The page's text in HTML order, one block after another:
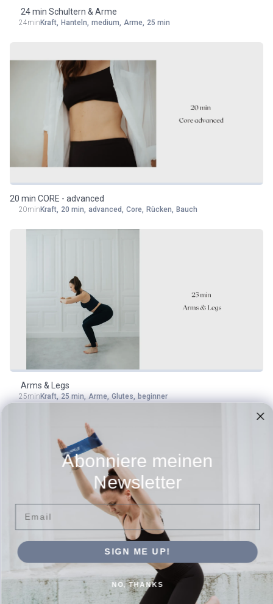
24 min Schultern & Arme
24min Kraft, Hanteln, medium, Arme, 25 min
20 min CORE - advanced
20min Kraft, 20 min, advanced, Core, Rücken, Bauch
Arms & Legs
25min Kraft, 25 min, Arme, Glutes, beginner
17 min Abduktoren & Core
17minKraft, beginner Abductors, Core, 15 min
Abonniere meinen
Newsletter
SIGN ME UP!
NO, THANKS